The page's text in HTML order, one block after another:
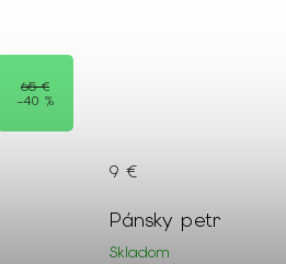
65 €
–40 %
Pánsky
Skladom
9 €